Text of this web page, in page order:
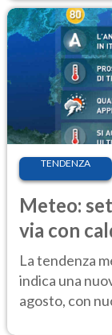
TENDENZA
Meteo:
via con
temporale
La tendenza
indica una
agosto, con